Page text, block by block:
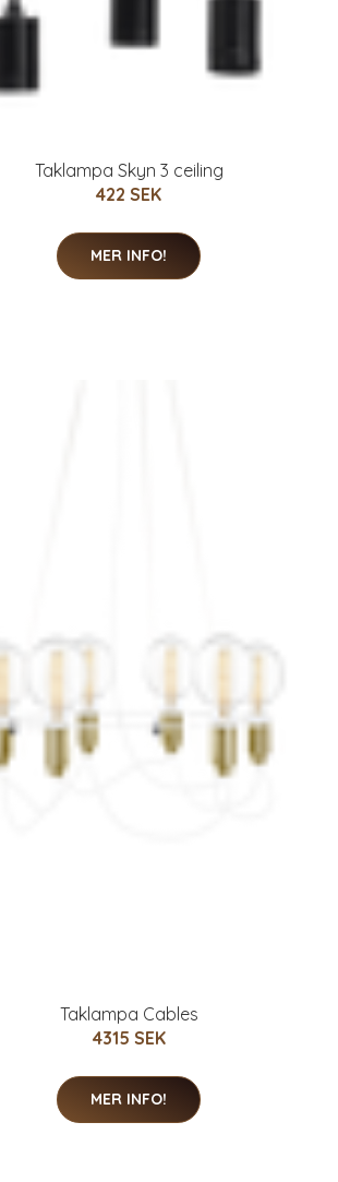
Taklampa Skyn 3 ceiling
422 SEK
MER INFO!
Taklampa Cables
4315 SEK
MER INFO!